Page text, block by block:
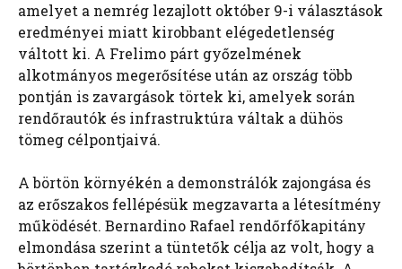
amelyet a nemrég lezajlott október 9-i választások
eredményei miatt kirobbant elégedetlenség
váltott ki. A Frelimo párt győzelmének
alkotmányos megerősítése után az ország több
pontján is zavargások törtek ki, amelyek során
rendőrautók és infrastruktúra váltak a dühös
tömeg célpontjaivá.
A börtön környékén a demonstrálók zajongása és
az erőszakos fellépésük megzavarta a létesítmény
működését. Bernardino Rafael rendőrfőkapitány
elmondása szerint a tüntetők célja az volt, hogy a